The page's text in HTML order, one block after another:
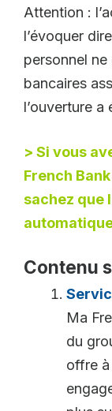
Attention :
l’évoquer
personnel
bancaires
l’ouverture
> Si vous
French
sachez que
Contenu
Ma
du
offre